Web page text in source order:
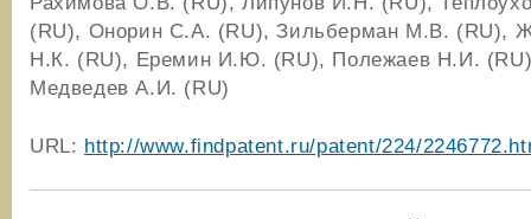
(RU), Онорин С.А. (RU), Зильберман М.В. (RU),
Н.К. (RU), Еремин И.Ю. (RU), Полежаев Н.И.
Медведев А.И. (RU)
URL: http://www.findpatent.ru/patent/224/